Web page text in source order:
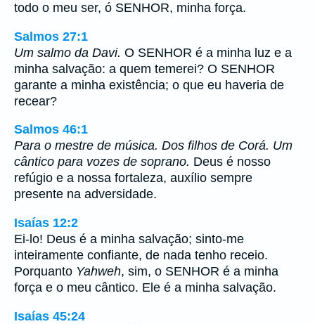
todo o meu ser, ó SENHOR, minha força.
Salmos 27:1
Um salmo da Davi. O SENHOR é a minha luz e a
minha salvação: a quem temerei? O SENHOR
garante a minha existência; o que eu haveria de
recear?
Salmos 46:1
Para o mestre de música. Dos filhos de Corá. Um
cântico para vozes de soprano. Deus é nosso
refúgio e a nossa fortaleza, auxílio sempre
presente na adversidade.
Isaías 12:2
Ei-lo! Deus é a minha salvação; sinto-me
inteiramente confiante, de nada tenho receio.
Porquanto Yahweh, sim, o SENHOR é a minha
força e o meu cântico. Ele é a minha salvação.
Isaías 45:24